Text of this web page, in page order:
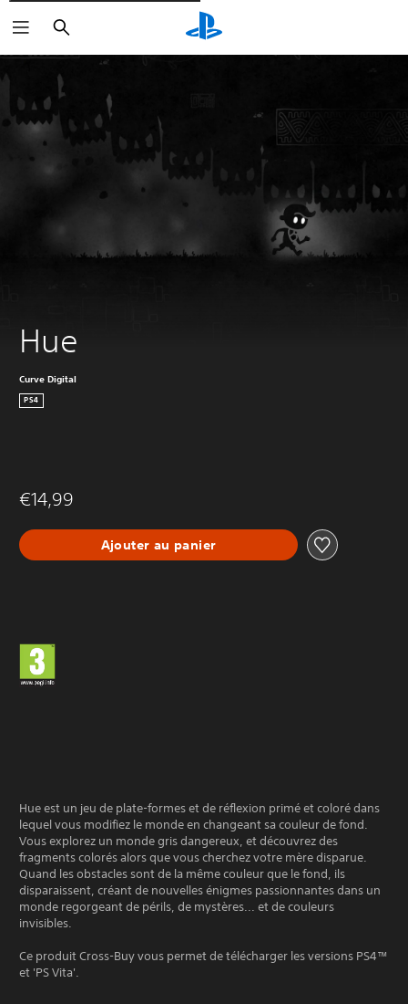
Rechercher
Hue
Curve Digital
PS4
€14,99
Ajouter au panier
Hue est un jeu de plate-formes et de réflexion primé et coloré dans
lequel vous modifiez le monde en changeant sa couleur de fond.
Vous explorez un monde gris dangereux, et découvrez des
fragments colorés alors que vous cherchez votre mère disparue.
Quand les obstacles sont de la même couleur que le fond, ils
disparaissent, créant de nouvelles énigmes passionnantes dans un
monde regorgeant de périls, de mystères... et de couleurs
invisibles.
Ce produit Cross-Buy vous permet de télécharger les versions PS4™
et 'PS Vita'.